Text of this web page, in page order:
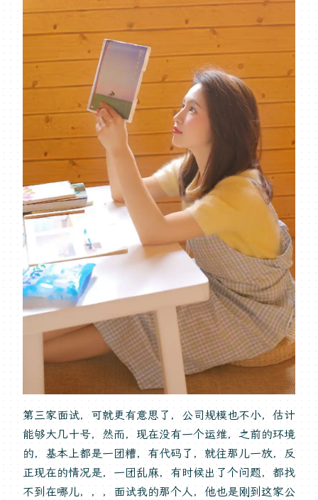
第三家面试，可就更有意思了，公司规模也不小，估计
能够大几十号，然而，现在没有一个运维，之前的环境
的，基本上都是一团糟，有代码了，就往那儿一放，反
正现在的情况是，一团乱麻，有时候出了个问题，都找
不到在哪儿，，，面试我的那个人，他也是刚到这家公